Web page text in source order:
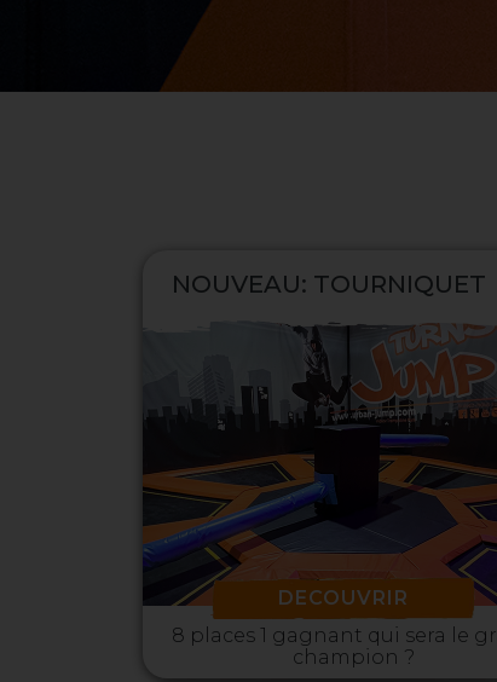
NOUVEAU: TOURNIQUET
DECOUVRIR
8 places 1 gagnant qui sera le
champion ?